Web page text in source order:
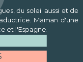
du soleil aussi et de
Maman d'une
et l'Espagne.